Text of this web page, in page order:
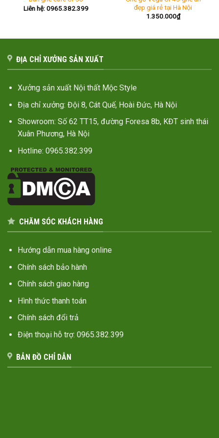
Liên hệ: 0965.382.399
đẹp giá rẻ tại Hà Nội
1.350.000₫
ĐỊA CHỈ XƯỞNG SẢN XUẤT
Xưởng sản xuất Nội thất Mộc Style
Địa chỉ xưởng: Đội 8, Cát Quế, Hoài Đức, Hà Nội
Showroom: Số 62 TT15, đường Foresa 8b, KĐT sinh thái
Xuân Phương, Hà Nội
Hotline: 0965.382.399
CHĂM SÓC KHÁCH HÀNG
Hướng dẫn mua hàng online
Chính sách bảo hành
Chính sách giao hàng
Hình thức thanh toán
Chính sách đổi trả
Điện thoại hỗ trợ: 0965.382.399
BẢN ĐỒ CHỈ DẪN